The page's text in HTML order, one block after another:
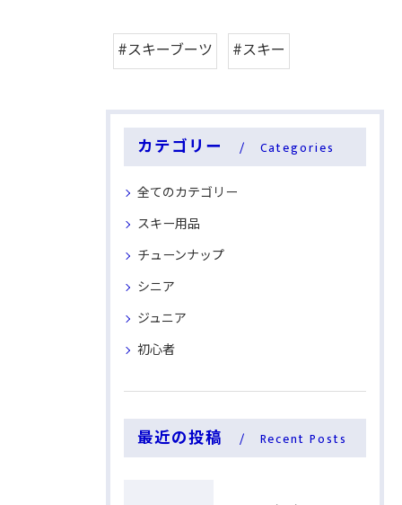
#スキーブーツ #スキー
カテゴリー Categories
全てのカテゴリー
スキー用品
チューンナップ
シニア
ジュニア
初心者
最近の投稿 Recent Posts